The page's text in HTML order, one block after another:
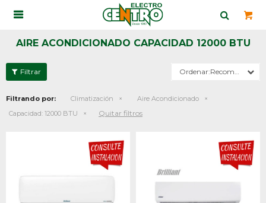

AIRE ACONDICIONADO CAPACIDAD 12000 BTU
Recomendados
Filtrando por: Climatización
Aire Acondicionado
Capacidad: 12000 BTU Quitar filtros